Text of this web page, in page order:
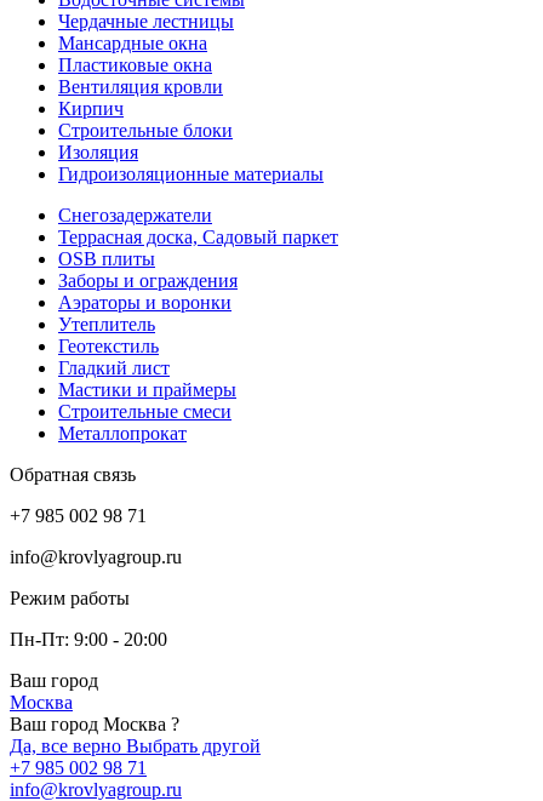
Чердачные лестницы
Мансардные окна
Пластиковые окна
Вентиляция кровли
Кирпич
Строительные блоки
Изоляция
Гидроизоляционные материалы
Снегозадержатели
Террасная доска, Садовый паркет
OSB плиты
Заборы и ограждения
Аэраторы и воронки
Утеплитель
Геотекстиль
Гладкий лист
Мастики и праймеры
Строительные смеси
Металлопрокат
Обратная связь
+7 985 002 98 71
info@krovlyagroup.ru
Режим работы
Пн-Пт: 9:00 - 20:00
Ваш город
Москва
Ваш город Москва ?
Да, все верно Выбрать другой
+7 985 002 98 71
info@krovlyagroup.ru